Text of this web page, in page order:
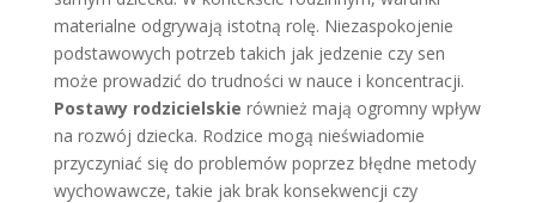
materialne odgrywają istotną rolę. Niezaspokojenie
podstawowych potrzeb takich jak jedzenie czy sen
może prowadzić do trudności w nauce i koncentracji.
Postawy rodzicielskie również mają ogromny wpływ
na rozwój dziecka. Rodzice mogą nieświadomie
przyczyniać się do problemów poprzez błędne metody
wychowawcze, takie jak brak konsekwencji czy